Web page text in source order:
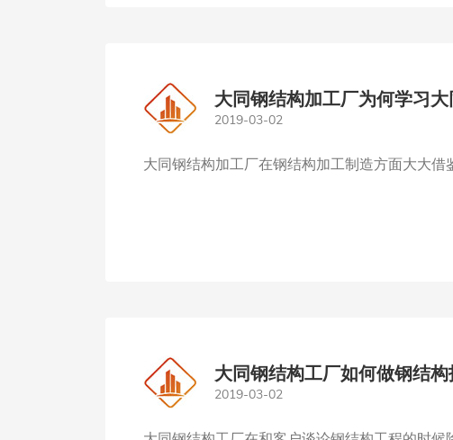
大同钢结构加工厂为何学习
2019-03-02
大同钢结构加工厂在钢结构加工制造方面大大
大同钢结构工厂如何做钢结构
2019-03-02